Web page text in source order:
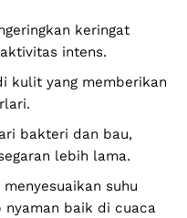
keringat
intens.
kulit yang memberikan
bakteri dan bau,
lebih lama.
suhu
baik di cuaca